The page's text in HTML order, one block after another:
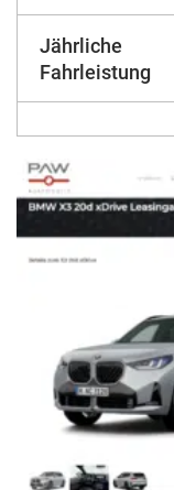
Jährliche
Fahrleistung